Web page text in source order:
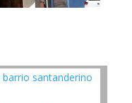
santanderino